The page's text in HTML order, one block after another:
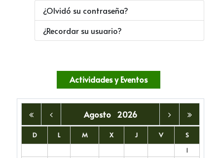
¿Olvidó su contraseña?
¿Recordar su usuario?
Actividades y Eventos
Agosto 2026
D L M X J V
S
1